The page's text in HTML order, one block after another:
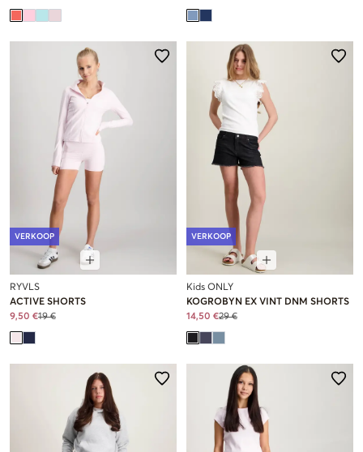
VERKOOP
RYVLS
ACTIVE SHORTS
9,50 €19 €
VERKOOP
Kids ONLY
KOGROBYN EX VINT DNM SHORTS
14,50 €29 €